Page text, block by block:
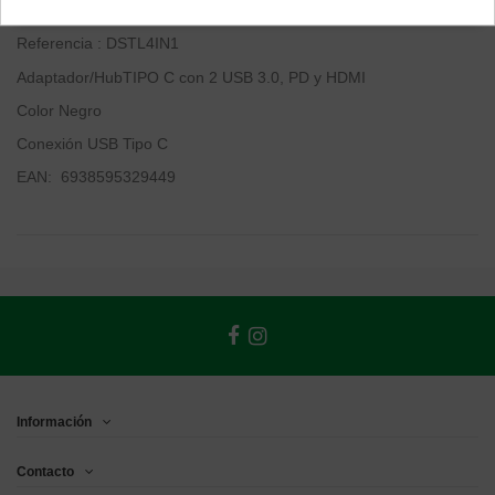
Referencia : DSTL4IN1
Adaptador/HubTIPO C con 2 USB 3.0, PD y HDMI
Color Negro
Conexión USB Tipo C
EAN: 6938595329449
Información
Contacto